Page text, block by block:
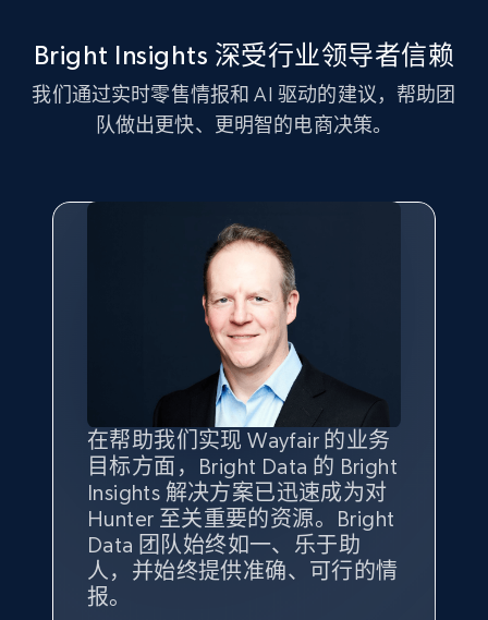
Seller reviews, Breadcrumbs, Root category, and
more.
2.5K+ 359+ 立即开始
eBay - Gather data on products using
specified keywords
URL, Product id, Title, Seller name, Seller rating,
Seller reviews, Breadcrumbs, Root category, and
359+ 立即开始
eBay - Collect products from shops on eBay
URL, Product id, Title, Seller name, Seller rating,
Seller reviews, Breadcrumbs, Root category, and
more.
Bright Insights 深受行业领导者信赖
我们通过实时零售情报和 AI 驱动的建议，帮助团
队做出更快、更明智的电商决策。
在帮助我们实现 Wayfair 的业务
目标方面，Bright Data 的 Bright
Insights 解决方案已迅速成为对
Hunter 至关重要的资源。Bright
Data 团队始终如一、乐于助
人，并始终提供准确、可行的情
报。
Bright Insights 的数据极大地支
持了我们公司的目标。每个产品
类别的市场份额帮助我们以主要
竞争对手为基准，而供应商的销
售情况则从战术上帮助我们的营
销团队扩大产品种类。
我们之所以选择 Bright
Insights，是因为它能够跟踪销
售情况，并绘制对我们业务至关
重要的竞争产品类别图。
Yael Fridman
Keter 的市场总监
借助 Bright Data 的解决方案，
我们获得了对市场领域、产品、
竞争格局以及消费者行为趋势的
独特且全面的洞察。
Beverly Taylor
Kingston Brass, Inc. 商品规划总监